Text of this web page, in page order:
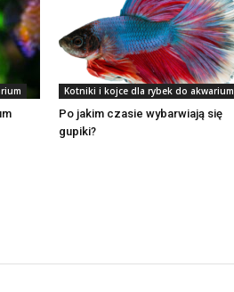
Kotniki i kojce dla rybek do akwarium
Po jakim czasie wybarwiają się
gupiki?